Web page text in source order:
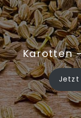
Karotten
Jetzt